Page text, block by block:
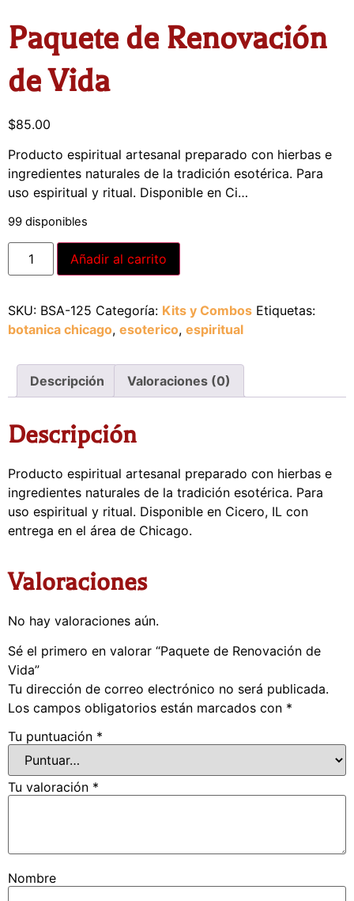
Paquete de Renovación
de Vida
$85.00
Producto espiritual artesanal preparado con hierbas e
ingredientes naturales de la tradición esotérica. Para
uso espiritual y ritual. Disponible en Ci…
99 disponibles
Añadir al carrito
SKU: BSA-125 Categoría: Kits y Combos Etiquetas:
botanica chicago, esoterico, espiritual
Descripción Valoraciones (0)
Descripción
Producto espiritual artesanal preparado con hierbas e
ingredientes naturales de la tradición esotérica. Para
uso espiritual y ritual. Disponible en Cicero, IL con
entrega en el área de Chicago.
Valoraciones
No hay valoraciones aún.
Sé el primero en valorar “Paquete de Renovación de
Vida”
Tu dirección de correo electrónico no será publicada.
Los campos obligatorios están marcados con *
Tu puntuación *
Tu valoración *
Nombre